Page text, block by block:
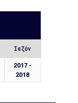
Σεζόν
2017 -
2018